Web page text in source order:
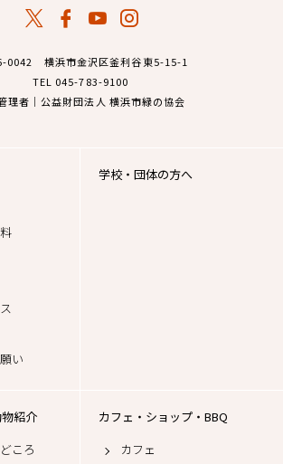
0042 横浜市金沢区釜利谷東5-15-1
TEL 045-783-9100
理者｜公益財団法人 横浜市緑の協会
い
学校・団体の方へ
紹介
ころ
カフェ・ショップ・BBQ
カフェ